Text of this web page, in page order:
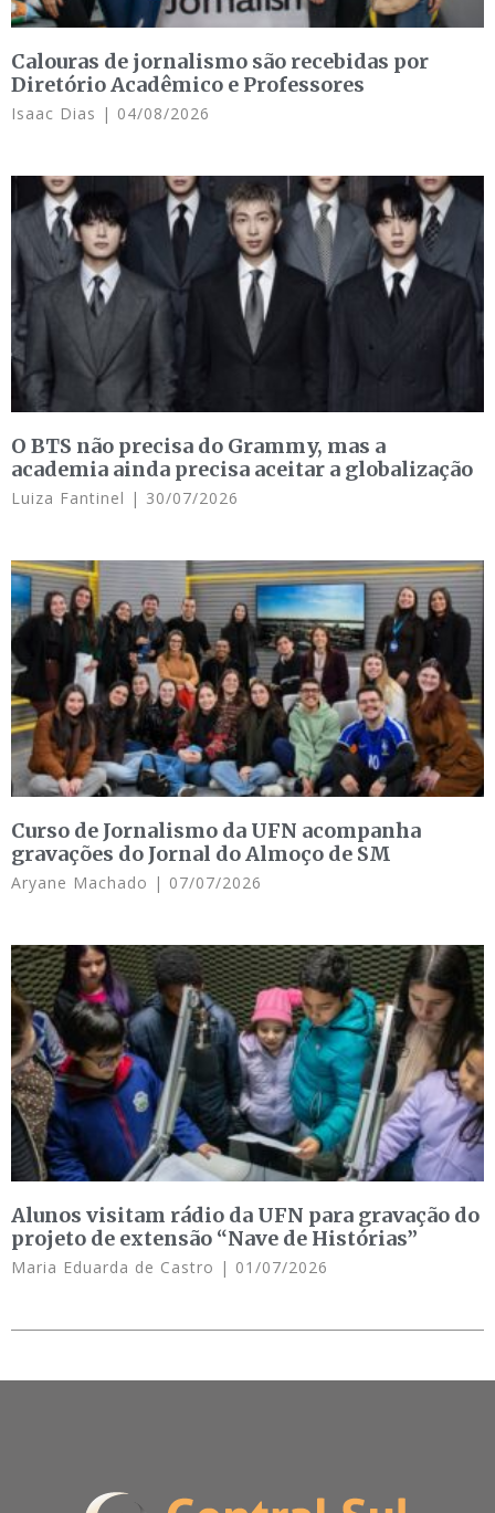
Calouras de jornalismo são recebidas por
Diretório Acadêmico e Professores
Isaac Dias 04/08/2026
O BTS não precisa do Grammy, mas a
academia ainda precisa aceitar a globalização
Luiza Fantinel 30/07/2026
Curso de Jornalismo da UFN acompanha
gravações do Jornal do Almoço de SM
Aryane Machado 07/07/2026
Alunos visitam rádio da UFN para gravação do
projeto de extensão “Nave de Histórias”
Maria Eduarda de Castro 01/07/2026